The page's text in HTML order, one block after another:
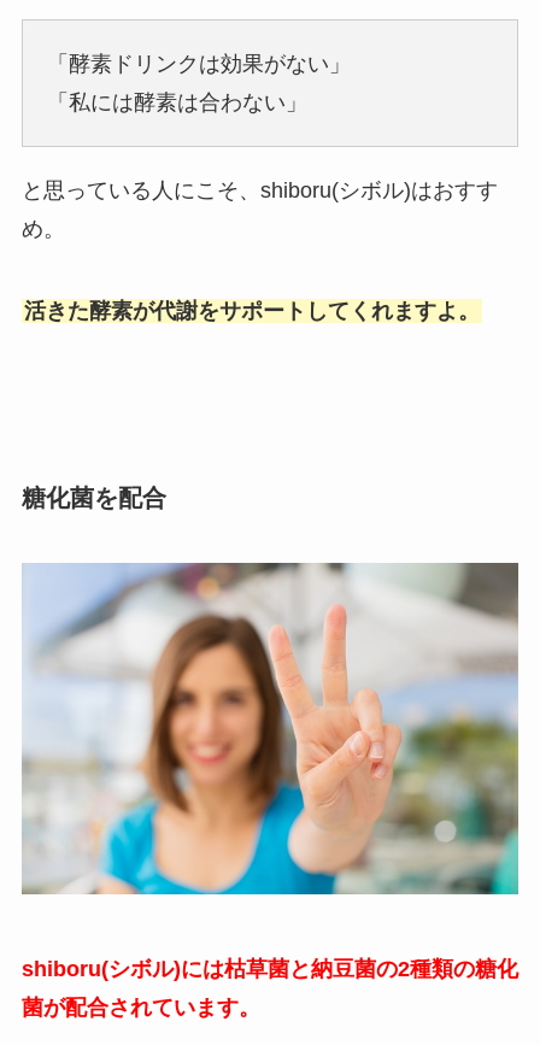
「酵素ドリンクは効果がない」
「私には酵素は合わない」
と思っている人にこそ、shiboru(シボル)はおすす
め。
活きた酵素が代謝をサポートしてくれますよ。
糖化菌を配合
shiboru(シボル)には枯草菌と納豆菌の2種類の糖化
菌が配合されています。